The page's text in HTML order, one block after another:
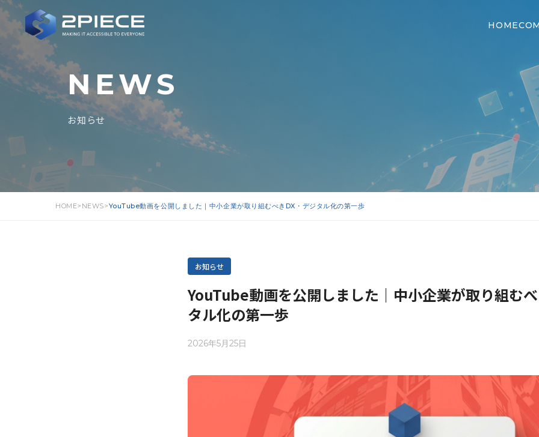
HOME
NEWS
お知らせ
HOME NEWS YouTube動画を公開しました｜中小企業が取り組むべきDX・デジタル化の第一歩
お知らせ
YouTube動画を公開しました｜中小企業が取り組む
タル化の第一歩
2026年5月25日